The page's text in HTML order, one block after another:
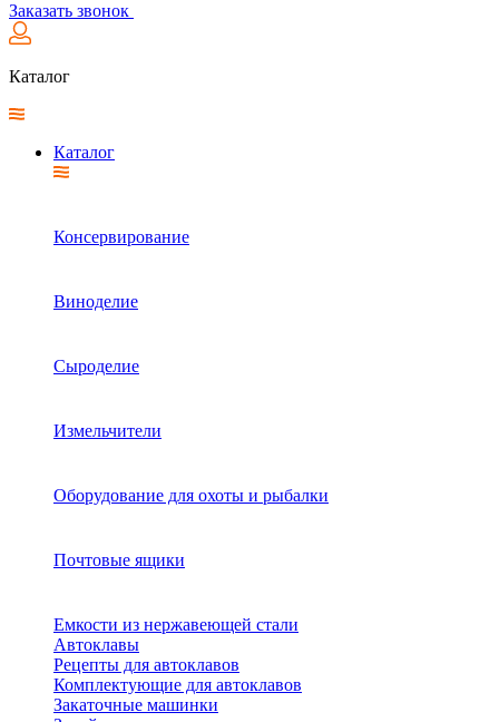
Заказать звонок
Каталог
Каталог
Консервирование
Виноделие
Сыроделие
Измельчители
Оборудование для охоты и рыбалки
Почтовые ящики
Емкости из нержавеющей стали
Автоклавы
Рецепты для автоклавов
Комплектующие для автоклавов
Закаточные машинки